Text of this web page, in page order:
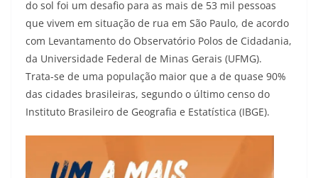
do sol foi um desafio para as mais de 53 mil pessoas
que vivem em situação de rua em São Paulo, de acordo
com Levantamento do Observatório Polos de Cidadania,
da Universidade Federal de Minas Gerais (UFMG).
Trata-se de uma população maior que a de quase 90%
das cidades brasileiras, segundo o último censo do
Instituto Brasileiro de Geografia e Estatística (IBGE).